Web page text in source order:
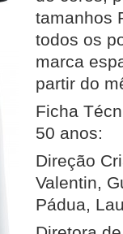
tamanhos
todos os
marca
partir do
Ficha
50 anos:
Direção
Valentin,
Pádua,